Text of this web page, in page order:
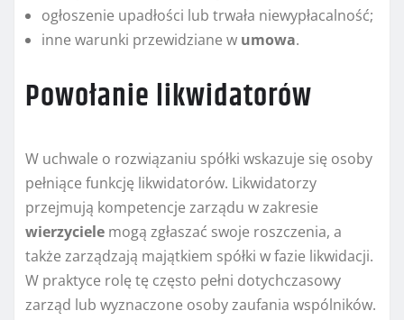
ogłoszenie upadłości lub trwała niewypłacalność;
inne warunki przewidziane w umowa.
Powołanie likwidatorów
W uchwale o rozwiązaniu spółki wskazuje się osoby
pełniące funkcję likwidatorów. Likwidatorzy
przejmują kompetencje zarządu w zakresie
wierzyciele mogą zgłaszać swoje roszczenia, a
także zarządzają majątkiem spółki w fazie likwidacji.
W praktyce rolę tę często pełni dotychczasowy
zarząd lub wyznaczone osoby zaufania wspólników.